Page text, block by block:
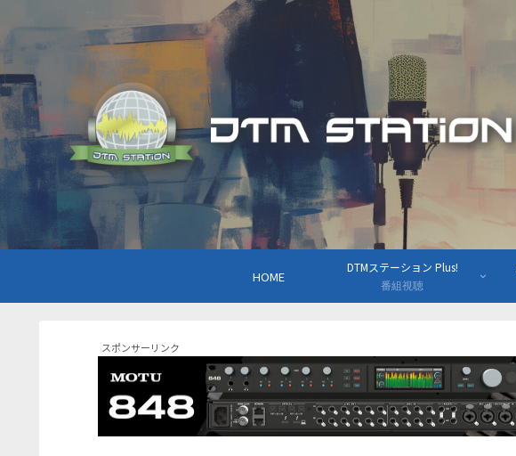
HOME
DTMステーション Plus!
番組視聴
スポンサーリンク